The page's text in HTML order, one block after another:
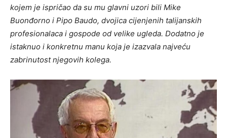
kojem je ispričao da su mu glavni uzori bili Mike
Buonđorno i Pipo Baudo, dvojica cijenjenih talijanskih
profesionalaca i gospode od velike ugleda. Dodatno je
istaknuo i konkretnu manu koja je izazvala najveću
zabrinutost njegovih kolega.